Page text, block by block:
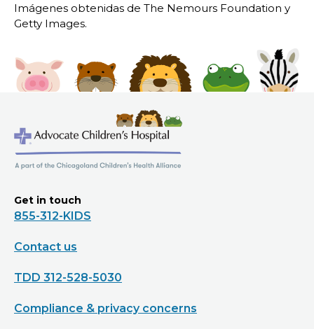
Imágenes obtenidas de The Nemours Foundation y
Getty Images.
Get in touch
855-312-KIDS
Contact us
TDD 312-528-5030
Compliance & privacy concerns